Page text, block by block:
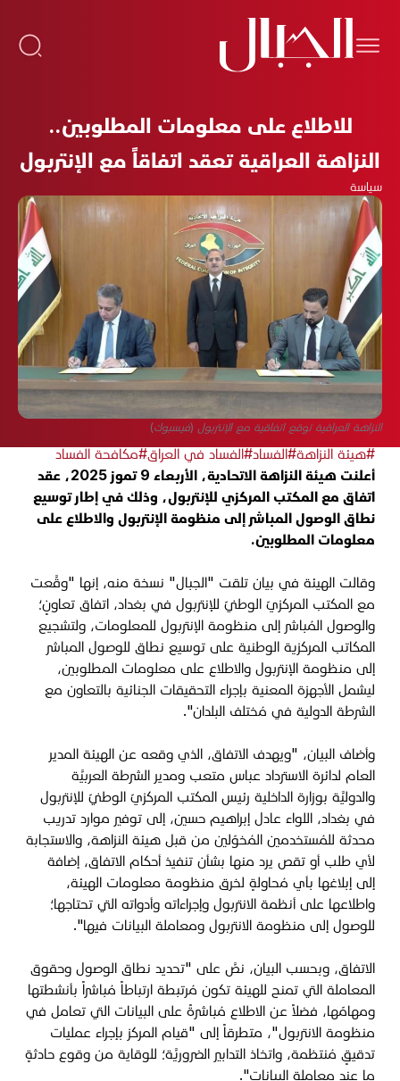
للاطلاع على معلومات المطلوبين..
النزاهة العراقية تعقد اتفاقاً مع الإنتربول
سياسة
النزاهة العراقية توقع اتفاقية مع الإنتربول (فيسبوك)
#هيئة النزاهة#الفساد#الفساد في العراق#مكافحة الفساد
أعلنت هيئة النزاهة الاتحادية، الأربعاء 9 تموز 2025، عقد
اتفاق مع المكتب المركزي للإنتربول، وذلك في إطار توسيع
نطاق الوصول المباشر إلى منظومة الإنتربول والاطلاع على
معلومات المطلوبين.
وقالت الهيئة في بيان تلقت "الجبال" نسخة منه، إنها "وقَّعت
مع المكتب المركزيّ الوطنيّ للإنتربول في بغداد، اتفاق تعاونٍ؛
والوصول المُباشر إلى منظومة الإنتربول للمعلومات، ولتشجيع
المكاتب المركزية الوطنية على توسيع نطاق للوصول المباشر
إلى منظومة الإنتربول والاطلاع على معلومات المطلوبين،
ليشمل الأجهزة المعنية بإجراء التحقيقات الجنائية بالتعاون مع
الشرطة الدولية في مُختلف البلدان".
وأضاف البيان، "ويهدف الاتفاق، الذي وقعه عن الهيئة المدير
العام لدائرة الاسترداد عباس متعب ومدير الشرطة العربيَّة
والدوليَّة بوزارة الداخلية رئيس المكتب المركزيّ الوطنيّ للإنتربول
في بغداد، اللواء عادل إبراهيم حسين، إلى توفير موارد تدريب
محدثة للمُستخدمين المُخوّلين من قبل هيئة النزاهة، والاستجابة
لأي طلب أو تقص يرد منها بشأن تنفيذ أحكام الاتفاق، إضافة
إلى إبلاغها بأي مُحاولةٍ لخرق منظومة معلومات الهيئة،
واطلاعها على أنظمة الانتربول وإجراءاته وأدواته التي تحتاجها؛
للوصول إلى منظومة الانتربول ومعاملة البيانات فيها".
الاتفاق، وبحسب البيان، نصَّ على "تحديد نطاق الوصول وحقوق
المعاملة التي تمنح للهيئة تكون مُرتبطة ارتباطاً مُباشراً بأنشطتها
ومهامّها، فضلاً عن الاطلاع مُباشرةً على البيانات التي تعامل في
منظومة الانتربول"، متطرقاً إلى "قيام المركز بإجراء عمليات
تدقيقٍ مُنتظمة، واتخاذ التدابير الضروريَّة؛ للوقاية من وقوع حادثةٍ
ما عند معاملة البيانات".